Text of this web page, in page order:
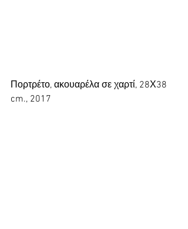
Πορτρέτο, ακουαρέλα σε χαρτί, 28Χ38
cm., 2017